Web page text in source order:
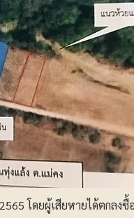
โดยผู้เสียหายได้ตกลง